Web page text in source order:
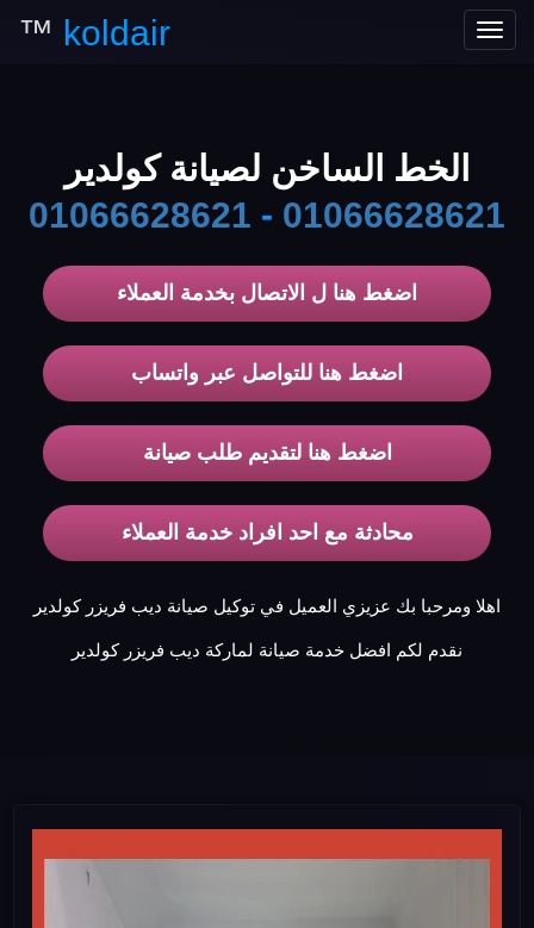
Toggle
koldair
™
الخط الساخن لصيانة كولدير
01066628621
-
01066628621
اضغط هنا ل الاتصال بخدمة العملاء
اضغط هنا للتواصل عبر واتساب
اضغط هنا لتقديم طلب صيانة
محادثة مع احد افراد خدمة العملاء
اهلا ومرحبا بك عزيزي العميل في توكيل صيانة ديب فريزر كولدير
نقدم لكم افضل خدمة صيانة لماركة ديب فريزر كولدير